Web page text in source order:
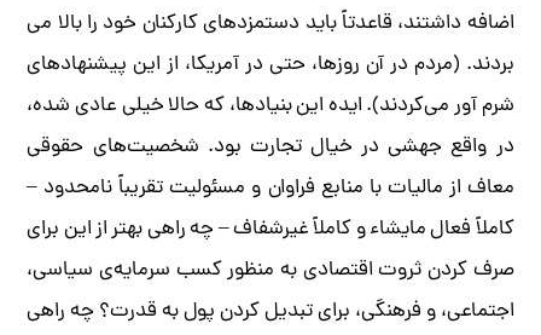
اضافه داشتند، قاعدتاً باید دستمزدهای کارکنان خود را بالا می­‌
بردند. (مردم در آن روزها، حتی در آمریکا، از این پیشنهادهای
شرم ­آور می­‌کردند). ایده­ این بنیادها، که حالا خیلی عادی شده،
در واقع جهشی در خیال تجارت بود. شخصیت­‌های حقوقی
معاف از مالیات با منابع فراوان و مسئولیت تقریباً نامحدود –
کاملاً فعال مایشاء و کاملاً غیرشفاف – چه راهی بهتر از این برای
صرف کردن ثروت اقتصادی به منظور کسب سرمایه­‌ی سیاسی،
اجتماعی، و فرهنگی، برای تبدیل کردن پول به ­قدرت؟ چه راهی